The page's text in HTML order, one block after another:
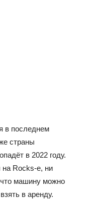
в последнем
страны
в 2022 году.
на Rocks-e, ни
машину можно
в аренду.